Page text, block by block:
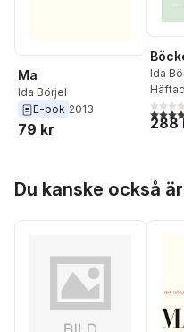
Ma
Ida Börjel
E-bok 2013
79 kr
Ida
Häftad
5,0
288
Du kanske också